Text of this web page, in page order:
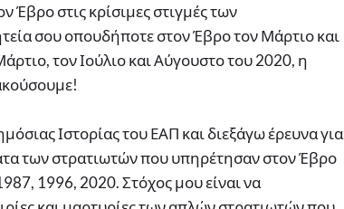
Έβρο στις κρίσιμες στιγμές των
σου οπουδήποτε στον Έβρο τον Μάρτιο και
τον Ιούλιο και Αύγουστο του 2020, η
Ιστορίας του ΕΑΠ και διεξάγω έρευνα για
των στρατιωτών που υπηρέτησαν στον Έβρο
1996, 2020. Στόχος μου είναι να